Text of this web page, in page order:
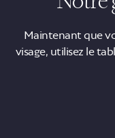
Maintenant que
visage, utilisez le